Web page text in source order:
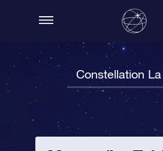
Constellation